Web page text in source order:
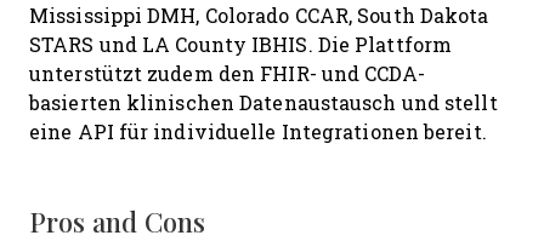
Mississippi DMH, Colorado CCAR, South Dakota
STARS und LA County IBHIS. Die Plattform
unterstützt zudem den FHIR- und CCDA-
basierten klinischen Datenaustausch und stellt
eine API für individuelle Integrationen bereit.
Pros and Cons